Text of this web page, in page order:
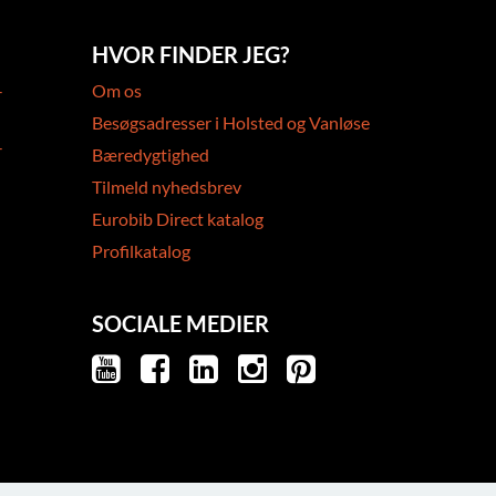
HVOR FINDER JEG?
Om os
Besøgsadresser i Holsted og Vanløse
Bæredygtighed
Tilmeld nyhedsbrev
Eurobib Direct katalog
Profilkatalog
SOCIALE MEDIER